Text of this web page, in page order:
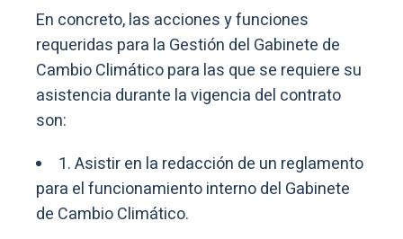
En concreto, las acciones y funciones
requeridas para la Gestión del Gabinete de
Cambio Climático para las que se requiere su
asistencia durante la vigencia del contrato
son:
1. Asistir en la redacción de un reglamento
para el funcionamiento interno del Gabinete
de Cambio Climático.